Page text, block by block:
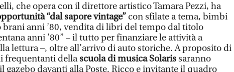
che opera con il direttore artistico Tamara Pezzi, ha
“dal sapore vintage” con sfilate a tema, bimbi
brani anni ’80, vendita di libri del tempo dal titolo
anni ’80” – il tutto per finanziare le attività a
lettura –, oltre all’arrivo di auto storiche. A proposito di
frequentanti dellascuola di musica Solarissaranno
gazebo davanti alla Poste. Ricco e invitante il quadro